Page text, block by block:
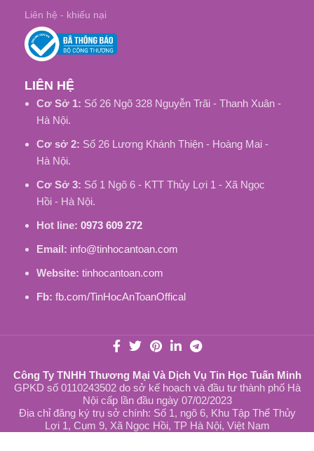
Liên hệ - khiếu nại
LIÊN HỆ
Cơ Sở 1: Số 26 Ngõ 328 Nguyễn Trãi - Thanh Xuân -
Hà Nội.
Cơ sở 2: Số 26 Lương Khánh Thiện - Hoàng Mai -
Hà Nội.
Cơ Sở 3: Số 1 Ngõ 6 - KTT Thủy Lợi 1 - Xã Ngọc
Hồi - Hà Nội.
Hot line: 0973 609 272
Email: info@tinhocantoan.com
Website: tinhocantoan.com
Fb: fb.com/TinHocAnToanOffical
Công Ty TNHH Thương Mại Và Dịch Vụ Tin Học Tuấn Minh
GPKD số 0110243502 do sở kế hoạch và đầu tư thành phố Hà
Nội cấp lần đầu ngày 07/02/2023
Địa chỉ đăng ký trụ sở chính: Số 1, ngõ 6, Khu Tập Thể Thủy
Lợi 1, Cụm 9, Xã Ngọc Hồi, TP Hà Nội, Việt Nam